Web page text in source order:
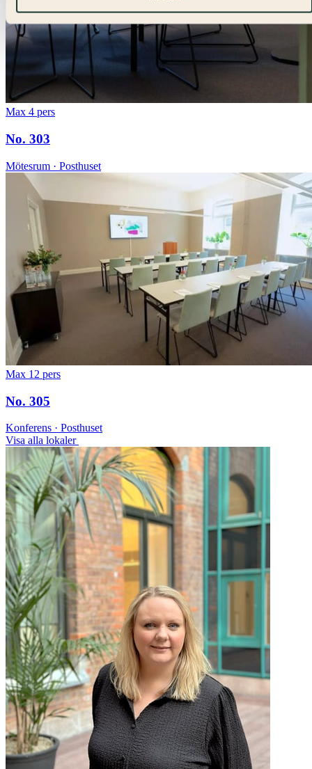
Max 4 pers
No. 303
Mötesrum · Posthuset
Max 12 pers
No. 305
Konferens · Posthuset
Visa alla lokaler